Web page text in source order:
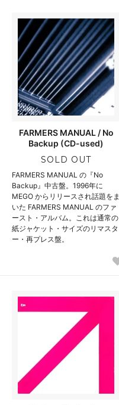
FARMERS MANUAL / No
Backup (CD-used)
SOLD OUT
FARMERS MANUAL の『No
Backup』中古盤。1996年に
MEGO からリリースされ話題をま
いた FARMERS MANUAL のファ
ースト・アルバム。これは通常の
紙ジャケット・サイズのリマスタ
ー・再プレス盤。